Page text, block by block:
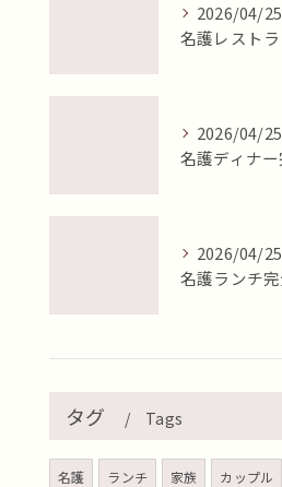
2026/04/25
2026/04/25
2026/04/25
タグ Tags
名護 ランチ 家族 カップル